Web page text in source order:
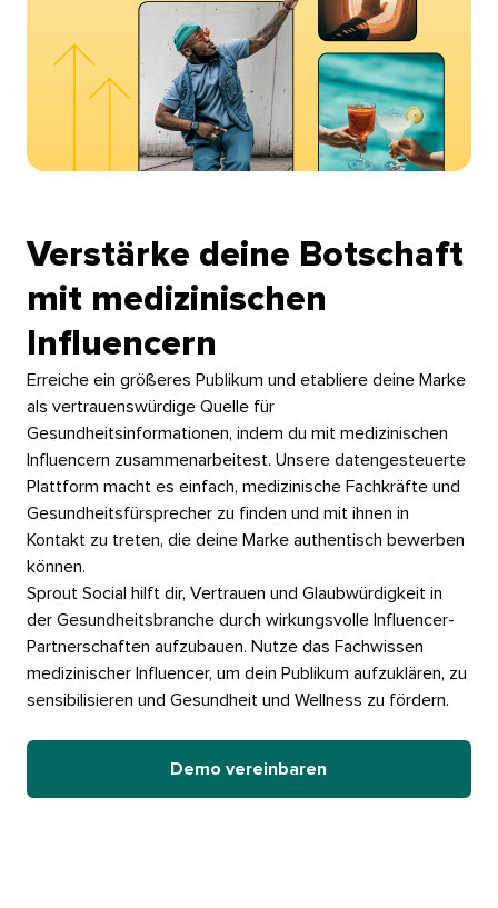
Verstärke deine Botschaft
mit medizinischen
Influencern​​
Erreiche ein größeres Publikum und etabliere deine Marke
als vertrauenswürdige Quelle für
Gesundheitsinformationen, indem du mit medizinischen
Influencern zusammenarbeitest. Unsere datengesteuerte
Plattform macht es einfach, medizinische Fachkräfte und
Gesundheitsfürsprecher zu finden und mit ihnen in
Kontakt zu treten, die deine Marke authentisch bewerben
können.​​
Sprout Social hilft dir, Vertrauen und Glaubwürdigkeit in
der Gesundheitsbranche durch wirkungsvolle Influencer-
Partnerschaften aufzubauen. Nutze das Fachwissen
medizinischer Influencer, um dein Publikum aufzuklären, zu
sensibilisieren und Gesundheit und Wellness zu fördern.​​
Demo vereinbaren​​